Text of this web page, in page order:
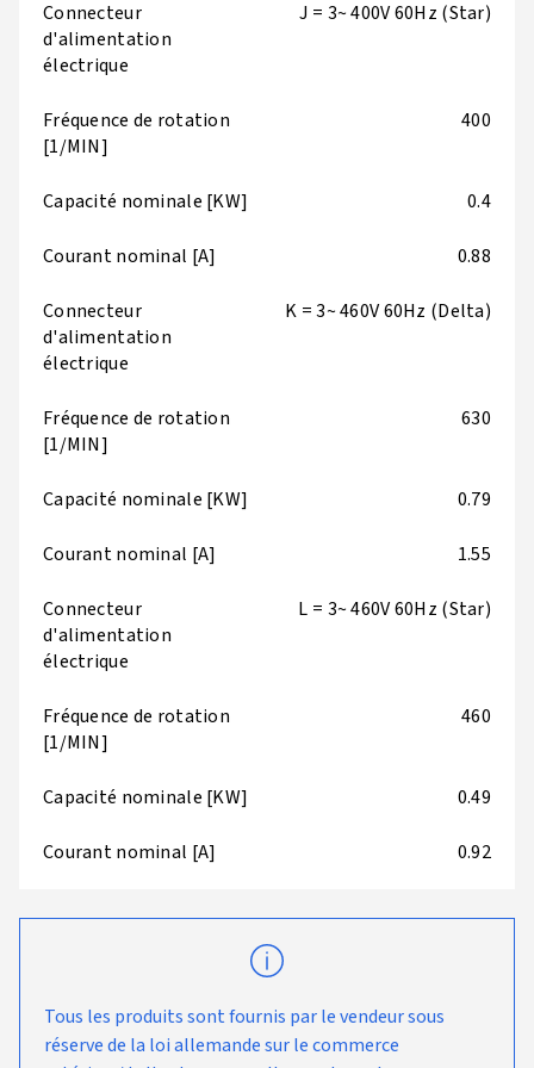
Connecteur
d'alimentation
électrique
J = 3~ 400V 60Hz (Star)
Fréquence de rotation
[1/MIN]
400
Capacité nominale [KW] 0.4
Courant nominal [A] 0.88
Connecteur
d'alimentation
électrique
K = 3~ 460V 60Hz (Delta)
Fréquence de rotation
[1/MIN]
630
Capacité nominale [KW] 0.79
Courant nominal [A] 1.55
Connecteur
d'alimentation
électrique
L = 3~ 460V 60Hz (Star)
Fréquence de rotation
[1/MIN]
460
Capacité nominale [KW] 0.49
Courant nominal [A] 0.92
Tous les produits sont fournis par le vendeur sous
réserve de la loi allemande sur le commerce